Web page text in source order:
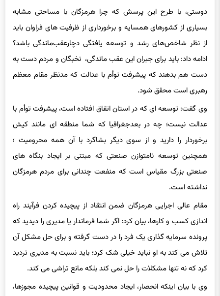
دوستی، با طرح این پرسش که چرا هرمزگان با مساحتی مشابه
بسیاری از کشورهای همسایه و برخورداری از ظرفیت های فراوان باید
از نظر شاخص‌های رشد و توسعه یافتگی دچارعقب‌ماندگی باشد؟
ادامه داد: باید برای جبران این عقب ماندگی، نخبگان و مردم دست به
دست هم بدهند که پیشرفت توأم با عدالت که مدنظر مقام معظم
رهبری است محقق شود.
وی گفت: توسعه ای که در استان اتفاق افتاده است، پیشرفت توأم با
عدالت نیست؛ چه در بعدجغرافیا که شما منطقه ای مانند کیش
برخوردار را دارید و از سوی دیگر بشاگرد با آن همه محرومیت ؛
همچنین توسعه نامتوازن صنعتی که مبتنی بر ایجاد بنگاه های
صنعتی بزرگ مقیاس است که منفعت چندانی برای مردم هرمزگان
نداشته است.
مقام عالی اجرایی هرمزگان ضمن انتقاد از پیچیده کردن فرآیند راه
اندازی کسب و کارها، بیان کرد: اگر شما فرماندار یا مدیری را دیدید که
پرونده سرمایه گذاری یک فرد را در دست گرفته و برای حل مشکل آن
تلاش می کند به او نباید خیلی شک کرد؛ باید نسبت به مدیری تردید
کرد که نه تنها مشکلات را حل نمی کند بلکه مانع تراشی می کند.
وی با بیان اینکه انحصار، ایجاد محدودیت و قوانین پیچیده مجوزها،